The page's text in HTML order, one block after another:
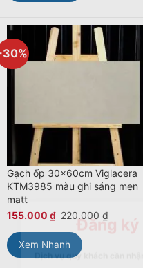
Đăng ký
Gạch ốp 30x60cm Viglacera
KTM3985 màu ghi sáng men
matt
155.000 ₫ 220.000₫
Xem Nhanh